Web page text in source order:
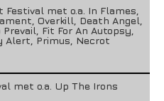
met o.a. In Flames,
Overkill, Death Angel,
Fit For An Autopsy,
Alert, Primus, Necrot
met o.a. Up The Irons